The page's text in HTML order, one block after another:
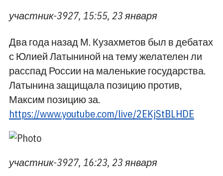
участник-3927, 15:55, 23 января
Два года назад М. Кузахметов был в дебатах
с Юлией Латыниной на тему желателен ли
расспад России на маленькие государства.
Латынина защищала позицию против,
Максим позицию за.
https://www.youtube.com/live/2EKjStBLHDE
участник-3927, 16:23, 23 января